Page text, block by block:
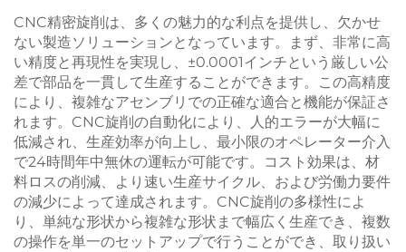
CNC精密旋削は、多くの魅力的な利点を提供し、欠かせ
ない製造ソリューションとなっています。まず、非常に高
い精度と再現性を実現し、±0.0001インチという厳しい公
差で部品を一貫して生産することができます。この高精度
により、複雑なアセンブリでの正確な適合と機能が保証さ
れます。CNC旋削の自動化により、人的エラーが大幅に
低減され、生産効率が向上し、最小限のオペレーター介入
で24時間年中無休の運転が可能です。コスト効果は、材
料ロスの削減、より速い生産サイクル、および労働力要件
の減少によって達成されます。CNC旋削の多様性によ
り、単純な形状から複雑な形状まで幅広く生産でき、複数
の操作を単一のセットアップで行うことができ、取り扱い